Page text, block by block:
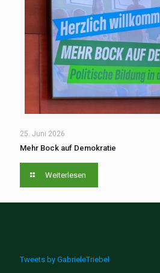
25. Juni 2026
Mehr Bock auf Demokratie
Weiterlesen
Tweets by GabrieleTriebel